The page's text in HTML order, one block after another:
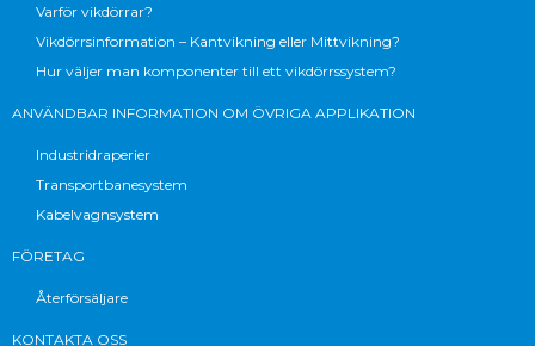
Varför vikdörrar?
Vikdörrsinformation – Kantvikning eller Mittvikning?
Hur väljer man komponenter till ett vikdörrssystem?
ANVÄNDBAR INFORMATION OM ÖVRIGA APPLIKATION
Industridraperier
Transportbanesystem
Kabelvagnsystem
FÖRETAG
Återförsäljare
KONTAKTA OSS